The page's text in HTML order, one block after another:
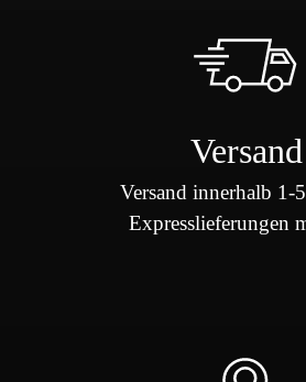
Versand
Versand innerhalb 1-
Expresslieferungen